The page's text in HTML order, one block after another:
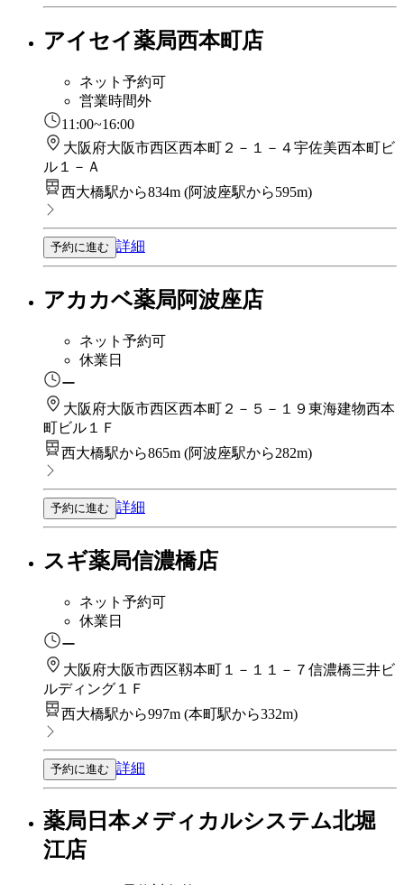
アイセイ薬局西本町店
ネット予約可
営業時間外
11:00~16:00
大阪府大阪市西区西本町２－１－４宇佐美西本町ビ
ル１－Ａ
西大橋駅から834m (阿波座駅から595m)
予約に進む 詳細
アカカベ薬局阿波座店
ネット予約可
休業日
ー
大阪府大阪市西区西本町２－５－１９東海建物西本
町ビル１Ｆ
西大橋駅から865m (阿波座駅から282m)
予約に進む 詳細
スギ薬局信濃橋店
ネット予約可
休業日
ー
大阪府大阪市西区靱本町１－１１－７信濃橋三井ビ
ルディング１Ｆ
西大橋駅から997m (本町駅から332m)
予約に進む 詳細
薬局日本メディカルシステム北堀
江店